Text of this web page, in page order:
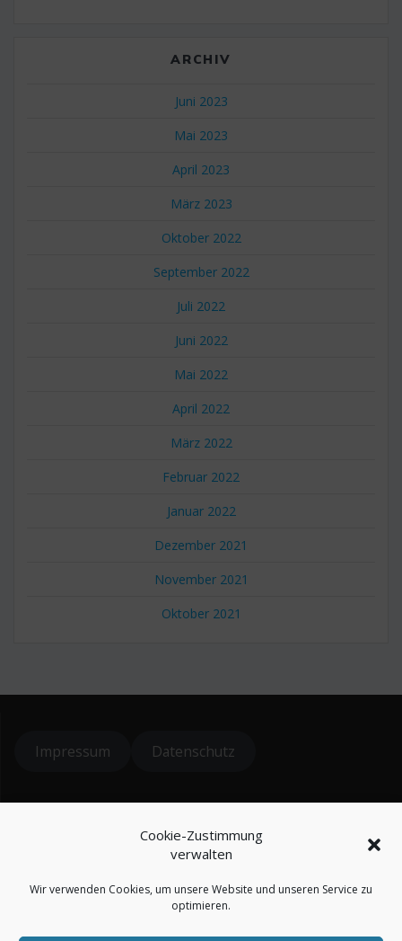
Cookie-Zustimmung
verwalten
Wir verwenden Cookies, um unsere Website und unseren Service zu
optimieren.
ARCHIV
Juni 2023
Mai 2023
April 2023
März 2023
Oktober 2022
September 2022
Juli 2022
Juni 2022
Mai 2022
April 2022
März 2022
Februar 2022
Januar 2022
Dezember 2021
November 2021
Oktober 2021
Impressum Datenschutz
* = Affiliatelinks / Werbung